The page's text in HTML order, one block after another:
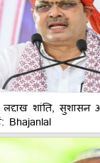
शांति, सुशासन
Bhajanlal